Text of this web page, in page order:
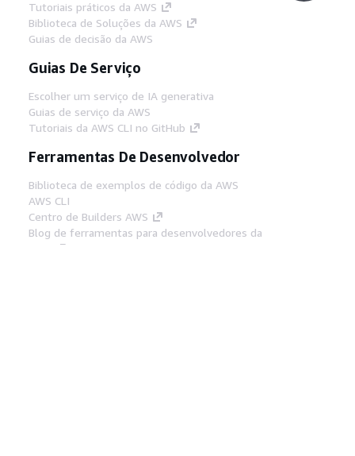
Tutoriais práticos da AWS
Biblioteca de Soluções da AWS
Guias de decisão da AWS
Guias De Serviço
Escolher um serviço de IA generativa
Guias de serviço da AWS
Tutoriais da AWS CLI no GitHub
Ferramentas De Desenvolvedor
Biblioteca de exemplos de código da AWS
AWS CLI
Centro de Builders AWS
Blog de ferramentas para desenvolvedores da